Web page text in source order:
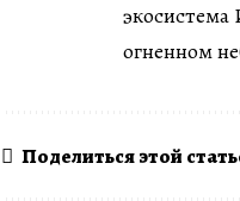
огненном
Поделиться этой